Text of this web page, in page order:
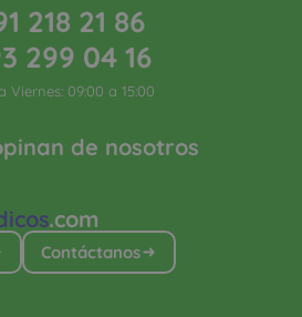
.com
Contáctanos
de nosotros
218 21 86
299 04 16
Viernes: 09:00 a 15:00